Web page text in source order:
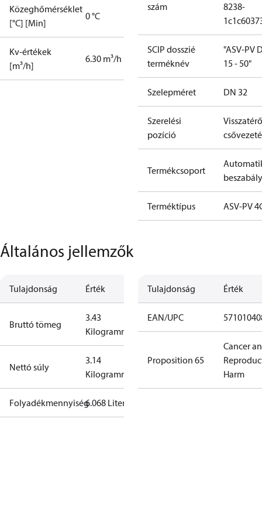
Közeghőmérséklet
[°C] [Min]
0 °C
Kv-értékek
[m³/h]
6.30 m³/h
szám
8238-
SCIP dosszié
terméknév
"ASV-PV
15 - 50"
Szelepméret DN 32
Szerelési
pozíció
Visszatérő
Termékcsoport
Terméktípus ASV-PV
Általános jellemzők
Tulajdonság Érték
Bruttó tömeg
3.43
Kilogramm
Nettó súly
3.14
Kilogramm
Folyadékmennyiség6.068 Liter
Tulajdonság Érték
EAN/UPC
Proposition 65
Cancer
Harm